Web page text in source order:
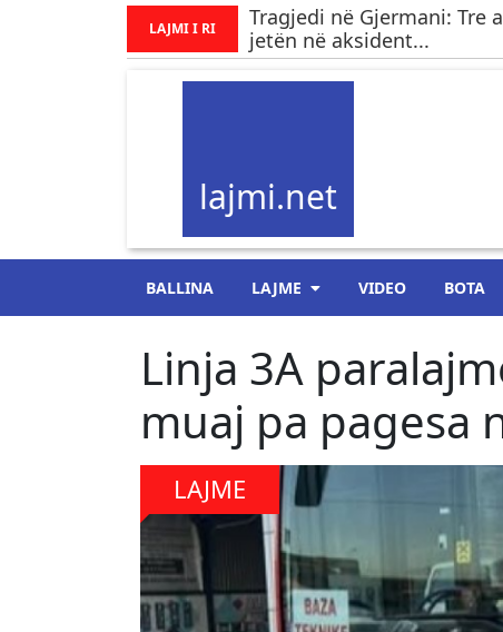
LAJMI I RI
Tragjedi në Gjermani: Tre
jetën në aksident...
lajmi.net
BALLINA LAJME VIDEO BOTA
Linja 3A
muaj pa pagesa
LAJME